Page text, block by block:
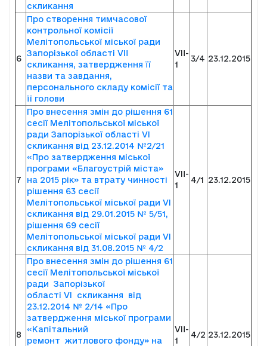
скликання
6
Про створення тимчасової
контрольної комісії
Мелітопольської міської ради
Запорізької області VII
скликання, затвердження її
назви та завдання,
персонального складу комісії та
її голови
VII-
1
3/4 23.12.2015
7
Про внесення змін до рішення 61
сесії Мелітопольської міської
ради Запорізької області VI
cкликання від 23.12.2014 №2/21
«Про затвердження міської
програми «Благоустрій міста»
на 2015 рік» та втрату чинності
рішення 63 сесії
Мелітопольської міської ради VІ
скликання від 29.01.2015 № 5/51,
рішення 69 сесії
Мелітопольської міської ради VІ
скликання від 31.08.2015 № 4/2
VII-
1
4/1 23.12.2015
8
Про внесення змін до рішення 61
сесії Мелітопольської міської
ради Запорізької
області VI скликання від
23.12.2014 № 2/14 «Про
затвердження міської програми
«Капітальний
ремонт житлового фонду» на
VII-
1
4/2 23.12.2015